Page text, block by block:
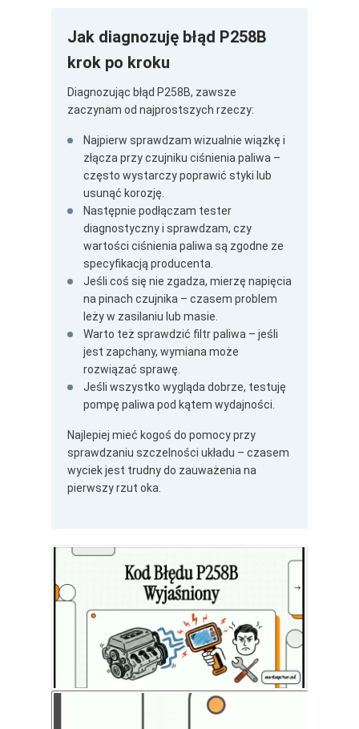
Jak diagnozuję błąd P258B
krok po kroku
Diagnozując błąd P258B, zawsze
zaczynam od najprostszych rzeczy:
Najpierw sprawdzam wizualnie wiązkę i
złącza przy czujniku ciśnienia paliwa –
często wystarczy poprawić styki lub
usunąć korozję.
Następnie podłączam tester
diagnostyczny i sprawdzam, czy
wartości ciśnienia paliwa są zgodne ze
specyfikacją producenta.
Jeśli coś się nie zgadza, mierzę napięcia
na pinach czujnika – czasem problem
leży w zasilaniu lub masie.
Warto też sprawdzić filtr paliwa – jeśli
jest zapchany, wymiana może
rozwiązać sprawę.
Jeśli wszystko wygląda dobrze, testuję
pompę paliwa pod kątem wydajności.
Najlepiej mieć kogoś do pomocy przy
sprawdzaniu szczelności układu – czasem
wyciek jest trudny do zauważenia na
pierwszy rzut oka.